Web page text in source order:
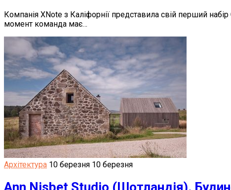
Компанія XNote з Каліфорнії представила свій перший
момент команда має…
Архітектура 10 березня 10 березня